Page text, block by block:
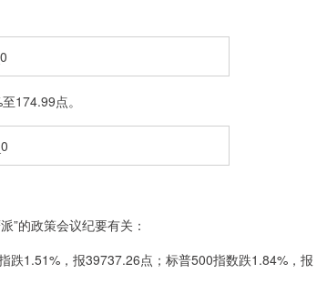
174.99点。
的政策会议纪要有关：
1.51%，报39737.26点；标普500指数跌1.84%，报